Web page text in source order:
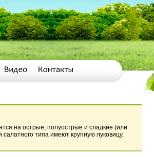
на острые, полуострые и сладкие (или
типа имеют крупную луковицу,